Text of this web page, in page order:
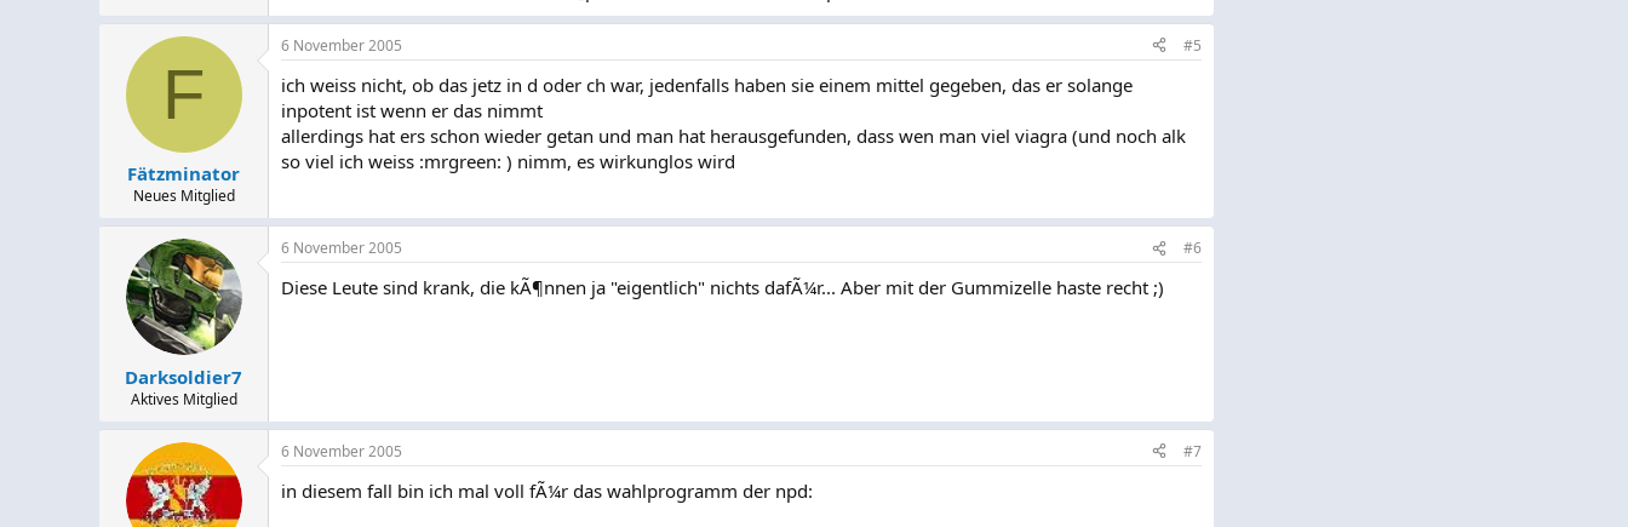
F
Fätzminator
Neues Mitglied
6 November 2005 #5
ich weiss nicht, ob das jetz in d oder ch war, jedenfalls haben sie einem mittel gegeben, das er solange
inpotent ist wenn er das nimmt
allerdings hat ers schon wieder getan und man hat herausgefunden, dass wen man viel viagra (und noch alk
so viel ich weiss :mrgreen: ) nimm, es wirkunglos wird
Darksoldier7
Aktives Mitglied
6 November 2005 #6
Diese Leute sind krank, die kÃ¶nnen ja "eigentlich" nichts dafÃ¼r... Aber mit der Gummizelle haste recht ;)
6 November 2005 #7
in diesem fall bin ich mal voll fÃ¼r das wahlprogramm der npd: